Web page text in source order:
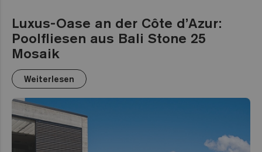
Luxus-Oase an der Côte d’Azur:
Poolfliesen aus Bali Stone 25
Mosaik
Weiterlesen